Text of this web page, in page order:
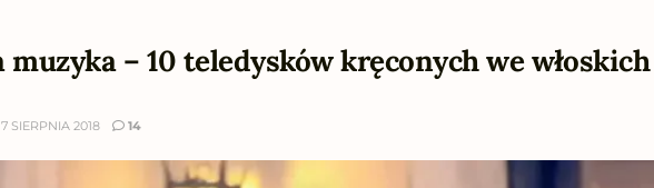
muzyka – 10 teledysków kręconych we włoskich
7 SIERPNIA 2018 14